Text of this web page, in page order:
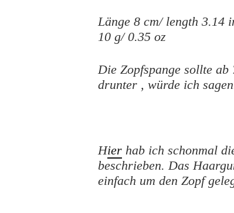
Länge 8 cm/ length 3.14
10 g/ 0.35 oz
Die Zopfspange sollte
drunter , würde ich
Hier hab ich schonmal
beschrieben. Das
einfach um den Zopf